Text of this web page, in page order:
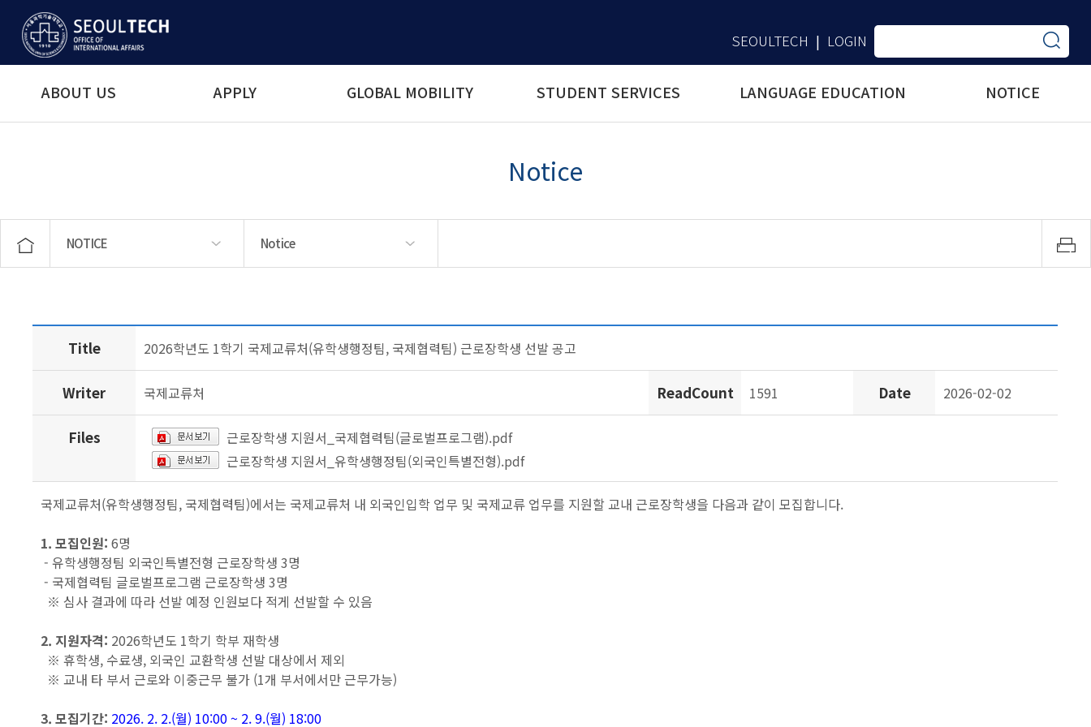
SEOULTECH | LOGIN
ABOUT US APPLY GLOBAL MOBILITY STUDENT SERVICES LANGUAGE EDUCATION NOTICE
Notice
NOTICE
ABOUT US
APPLY
GLOBAL MOBILITY
STUDENT SERVICES
LANGUAGE EDUCATION
NOTICE
Notice
Notice
News & Events
Title 2026학년도 1학기 국제교류처(유학생행정팀, 국제협력팀) 근로장학생 선발 공고
Writer 국제교류처 ReadCount 1591 Date 2026-02-02
Files
근로장학생 지원서_국제협력팀(글로벌프로그램).pdf
근로장학생 지원서_유학생행정팀(외국인특별전형).pdf
국제교류처(유학생행정팀, 국제협력팀)에서는 국제교류처 내 외국인입학 업무 및 국제교류 업무를 지원할 교내 근로장학생을 다음과 같이 모집합니다.
1. 모집인원:6명
- 유학생행정팀 외국인특별전형 근로장학생 3명
- 국제협력팀 글로벌프로그램 근로장학생 3명
※ 심사 결과에 따라 선발 예정 인원보다 적게 선발할 수 있음
2. 지원자격: 2026학년도 1학기 학부 재학생
※ 휴학생, 수료생, 외국인 교환학생 선발 대상에서 제외
※ 교내 타 부서 근로와 이중근무 불가 (1개 부서에서만 근무가능)
3. 모집기간: 2026. 2. 2.(월) 10:00 ~ 2. 9.(월) 18:00